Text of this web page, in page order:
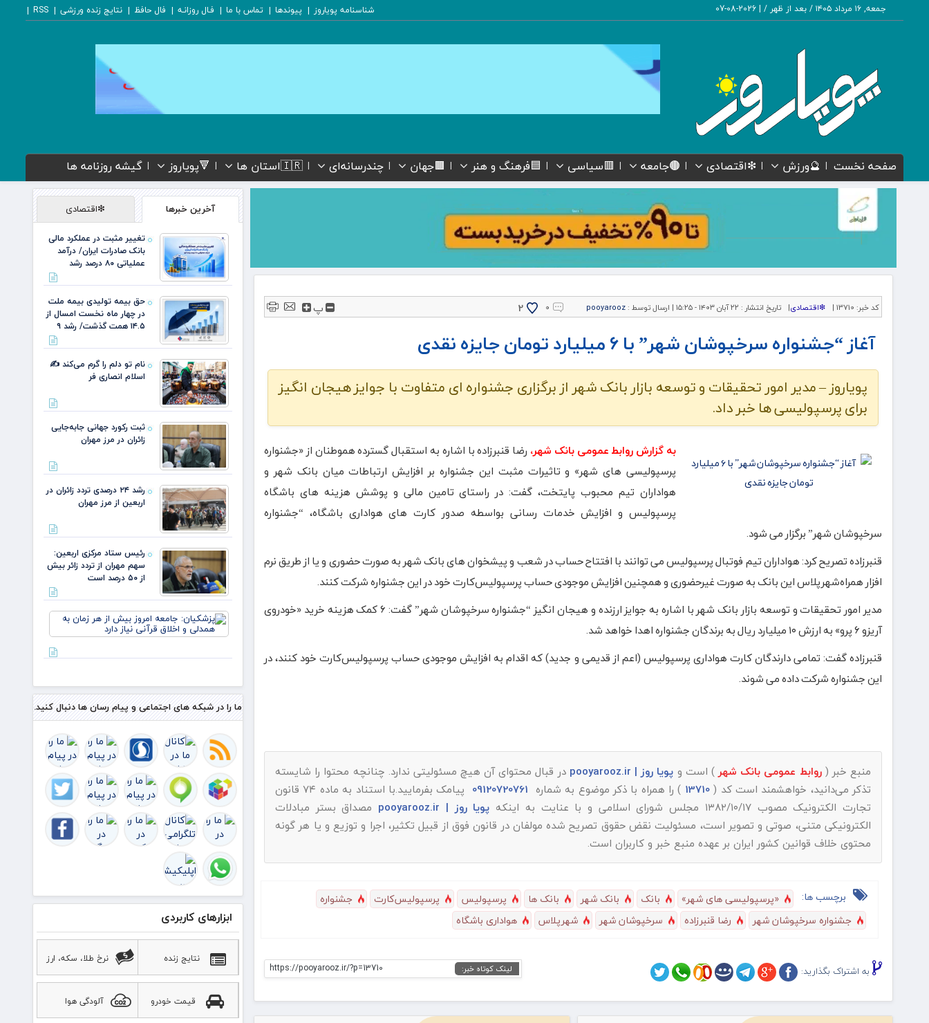
جمعه, ۱۶ مرداد ۱۴۰۵ / بعد از ظهر / |
2026-08-07 شناسنامه پویاروز پیوندها تماس با ما فـال روزانـه فال حافظ نتایج زنده ورزشی RSS
صفحه نخست 🔮ورزش ❇اقتصادی 🟤جامعه 🟥سیاسی 🟦فرهنگ و هنر 🟫جهان چندرسانه‌ای 🇮🇷استان ها 🔻پویاروز گیشه روزنامه ها
کد خبر: 13710 | ❇اقتصادی| تاریخ انتشار : ۲۲ آبان ۱۴۰۳ - ۱۵:۲۵ | ارسال توسط : pooyarooz ۰ 2 پ
آغاز “جشنواره سرخپوشان شهر” با ۶ میلیارد تومان جایزه نقدی
پویاروز – مدیر امور تحقیقات و توسعه بازار بانک شهر از برگزاری جشنواره ای متفاوت با جوایز هیجان انگیز
برای پرسپولیسی ها خبر داد.
به گزارش روابط عمومی بانک شهر، رضا قنبرزاده با اشاره به استقبال گسترده هموطنان از «جشنواره
پرسپولیسی های شهر» و تاثیرات مثبت این جشنواره بر افزایش ارتباطات میان بانک شهر و
هواداران تیم محبوب پایتخت، گفت: در راستای تامین مالی و پوشش هزینه های باشگاه
پرسپولیس و افزایش خدمات رسانی بواسطه صدور کارت های هواداری باشگاه، “جشنواره
سرخپوشان شهر” برگزار می شود.
قنبرزاده تصریح کرد: هواداران تیم فوتبال پرسپولیس می توانند با افتتاح حساب در شعب و پیشخوان های بانک شهر به صورت حضوری و یا از طریق نرم
افزار همراه‌شهرپلاس این بانک به صورت غیرحضوری و همچنین افزایش موجودی حساب پرسپولیس‌کارت‌ خود در این جشنواره شرکت کنند.
مدیر امور تحقیقات و توسعه بازار بانک شهر با اشاره به جوایز ارزنده و هیجان انگیز “جشنواره سرخپوشان شهر” گفت: ۶ کمک هزینه خرید «خودروی
آریزو ۶ پرو» به ارزش ۱۰ میلیارد ریال به برندگان جشنواره اهدا خواهد شد.
قنبرزاده گفت: تمامی دارندگان کارت هواداری پرسپولیس (اعم از قدیمی و جدید) که اقدام به افزایش موجودی حساب پرسپولیس‌کارت‌ خود کنند، در
این جشنواره شرکت داده می شوند.
منبع خبر (روابط عمومی بانک شهر) است و پویا روز | pooyarooz.ir
در قبال محتوای آن هیچ مسئولیتی ندارد. چنانچه محتوا را شایسته
تذکر می‌دانید، خواهشمند است کد (13710 ) را همراه با ذکر موضوع به شماره
پیامک بفرمایید.با استناد به ماده ۷۴ قانون
تجارت الکترونیک مصوب ۱۳۸۲/۱۰/۱۷ مجلس شورای اسلامی و با عنایت به اینکه
پویا روز | pooyarooz.ir
مصداق بستر مبادلات
الکترونیکی متنی، صوتی و تصویر است، مسئولیت نقض حقوق تصریح شده مولفان در قانون فوق از قبیل تکثیر، اجرا و توزیع و یا هر گونه
محتوی خلاف قوانین کشور ایران بر عهده منبع خبر و کاربران است.
برچسب ها: «پرسپولیسی های شهر» بانک بانک شهر بانک ها پرسپولیس پرسپولیس‌کارت‌
جشنواره
جشنواره سرخپوشان شهر
رضا قنبرزاده سرخپوشان شهر شهرپلاس هواداری باشگاه
به اشتراک بگذارید: لینک کوتاه خبر: https://pooyarooz.ir/?p=13710
آخرین خبرها ❇اقتصادی
تغییر مثبت در عملکرد مالی
بانک صادرات ایران/ درآمد
عملیاتی ۸۰ درصد رشد
حق بیمه تولیدی بیمه ملت
در چهار ماه نخست امسال از
۱۴.۵ همت گذشت/ رشد ۹
نام تو دلم را گرم می‌کند ✍️
اسلام انصاری فر
ثبت رکورد جهانی جابه‌جایی
زائران در مرز مهران
رشد ۲۴ درصدی تردد زائران در
اربعین از مرز مهران
رئیس ستاد مرکزی اربعین:
سهم مهران از تردد زائر بیش
از ۵۰ درصد است
و اخلاق
قرآنی نیاز
دارد
ما را در شبکه های اجتماعی و پیام رسان ها دنبال کنید.
ابزارهای کاربردی
نتایج زنده نرخ طلا، سکه، ارز
قیمت خودرو آلودگی هوا